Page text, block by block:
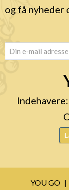
og få
email (Påkrævet)
YOU GO